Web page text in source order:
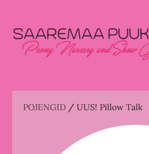
POJENGID / UUS! Pillow Talk